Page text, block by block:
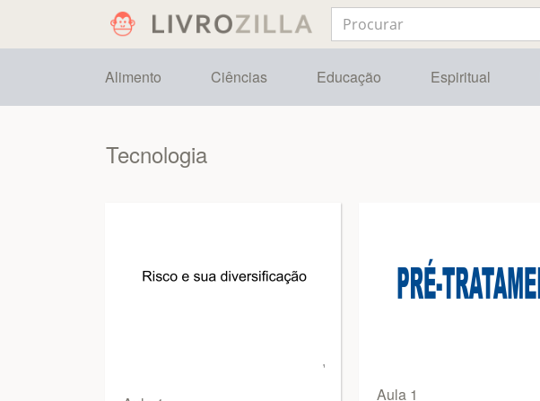
Alimento Ciências Educação Espiritual
Tecnologia
Aula 1